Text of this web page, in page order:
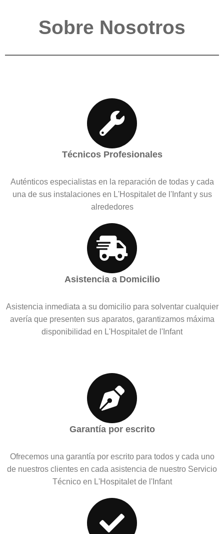
Sobre Nosotros
Técnicos Profesionales
Auténticos especialistas en la reparación de todas y cada
una de sus instalaciones en L'Hospitalet de l'Infant y sus
alrededores
Asistencia a Domicilio
Asistencia inmediata a su domicilio para solventar cualquier
avería que presenten sus aparatos, garantizamos máxima
disponibilidad en L'Hospitalet de l'Infant
Garantía por escrito
Ofrecemos una garantía por escrito para todos y cada uno
de nuestros clientes en cada asistencia de nuestro Servicio
Técnico en L'Hospitalet de l'Infant